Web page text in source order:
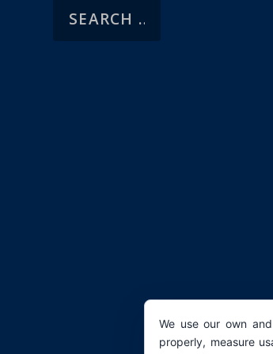
We use our own
properly, measure